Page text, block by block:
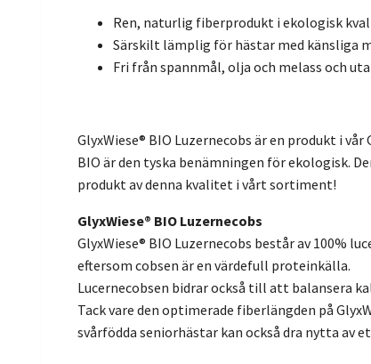
Ren, naturlig fiberprodukt i ekologisk
Särskilt lämplig för hästar med känsliga
Fri från spannmål, olja och melass och
GlyxWiese® BIO Luzernecobs är en produkt i
BIO är den tyska benämningen för ekologisk.
produkt av denna kvalitet i vårt sortiment!
GlyxWiese® BIO Luzernecobs
GlyxWiese® BIO Luzernecobs består av 100%
eftersom cobsen är en värdefull proteinkälla.
Lucernecobsen bidrar också till att balansera
Tack vare den optimerade fiberlängden på
svårfödda seniorhästar kan också dra nytta av